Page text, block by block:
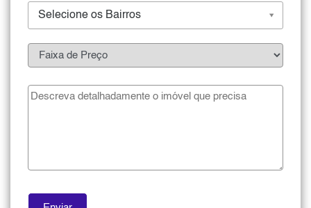
Selecione os Bairros